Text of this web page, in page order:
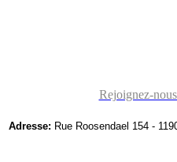
Rejoignez-
Adresse: Rue Roosendael 154 -